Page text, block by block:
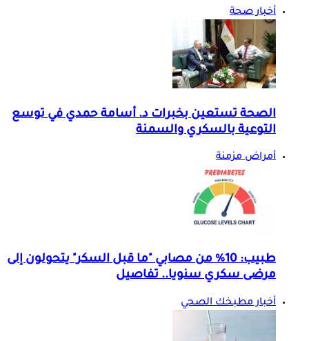
أخبار صحة
الصحة تستعين بخبرات د. أسامة حمدي في توسع
التوعية بالسكري والسمنة
أمراض مزمنة
طبيب: 10% من مصابي "ما قبل السكر" يتحولون إلى
مرضى سكري سنويا.. تفاصيل
أخبار مطبخك الصحي